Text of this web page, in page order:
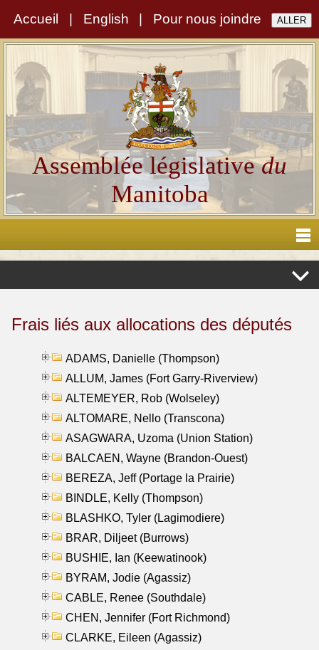
Accueil English Pour nous joindre
Assemblée législativedu
Manitoba
Frais liés aux allocations des députés
ADAMS, Danielle (Thompson)
ALLUM, James (Fort Garry-Riverview)
ALTEMEYER, Rob (Wolseley)
ALTOMARE, Nello (Transcona)
ASAGWARA, Uzoma (Union Station)
BALCAEN, Wayne (Brandon-Ouest)
BEREZA, Jeff (Portage la Prairie)
BINDLE, Kelly (Thompson)
BLASHKO, Tyler (Lagimodiere)
BRAR, Diljeet (Burrows)
BUSHIE, Ian (Keewatinook)
BYRAM, Jodie (Agassiz)
CABLE, Renee (Southdale)
CHEN, Jennifer (Fort Richmond)
CLARKE, Eileen (Agassiz)